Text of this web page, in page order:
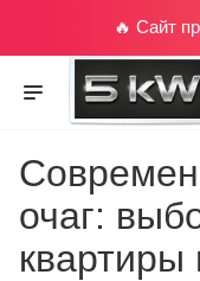
🔥 Сайт
очаг: